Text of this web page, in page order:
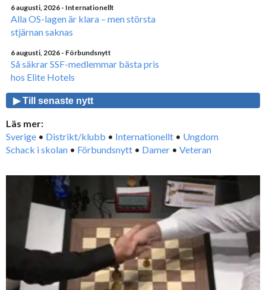
6 augusti, 2026 - Internationellt
Alla OS-lagen är klara – men största
stjärnan saknas
6 augusti, 2026 - Förbundsnytt
Så säkrar SSF-medlemmar bästa pris
hos Elite Hotels
▶ Till senaste nytt
Läs mer:
Sverige • Distrikt/klubb • Internationellt • Ungdom
Schack i skolan • Förbundsnytt • Damer • Veteran